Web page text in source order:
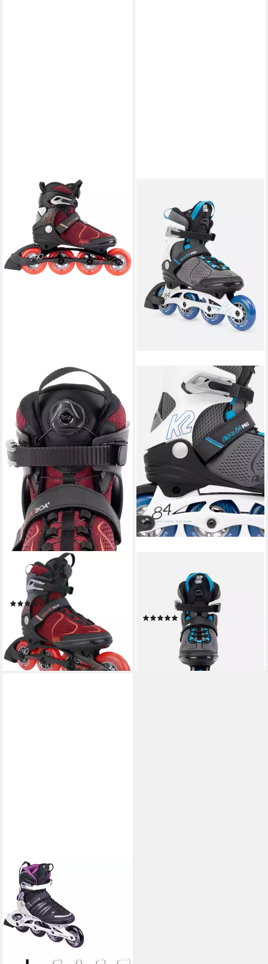
Inlineskates ALEXIS 90 BOA
burgandy_orange
(2)
ab 229,99 € UVP279,99 €
-18%
lieferbar - in 2-3 Werktagen bei dir
Inlineskates K2 Alexis 84 Pro
Damen Inline Skates Inliner
30G0517
(2)
ab 206,96 € UVP229,95 €
lieferbar - in 3-4 Werktagen bei dir